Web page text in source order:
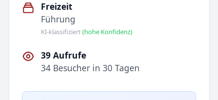
Freizeit
Führung
KI-klassifiziert(hohe Konfidenz)
39 Aufrufe
34 Besucher in 30 Tagen